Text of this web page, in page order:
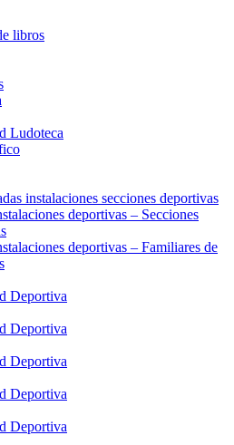
libros
Ludoteca
instalaciones secciones deportivas
deportivas – Secciones
deportivas – Familiares de
Deportiva
Deportiva
Deportiva
Deportiva
Deportiva